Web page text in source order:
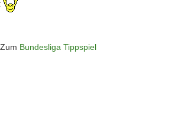
Zum Bundesliga Tippspiel